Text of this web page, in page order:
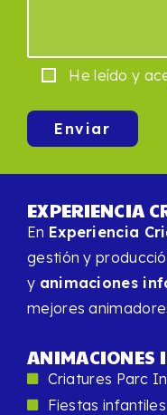
He leído y
EXPERIENCIA
En Experiencia
gestión y
y animaciones
mejores
ANIMACIONES
Criatures Parc
Fiestas infantiles